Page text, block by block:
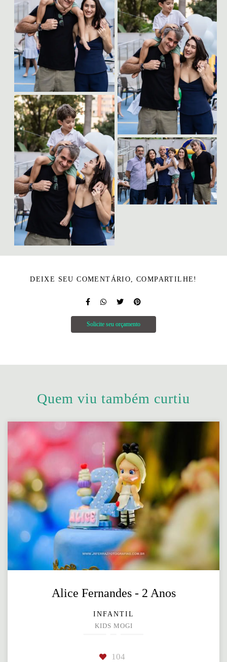
DEIXE SEU COMENTÁRIO, COMPARTILHE!
Solicite seu orçamento
Quem viu também curtiu
Alice Fernandes - 2 Anos
INFANTIL
KIDS MOGI
104